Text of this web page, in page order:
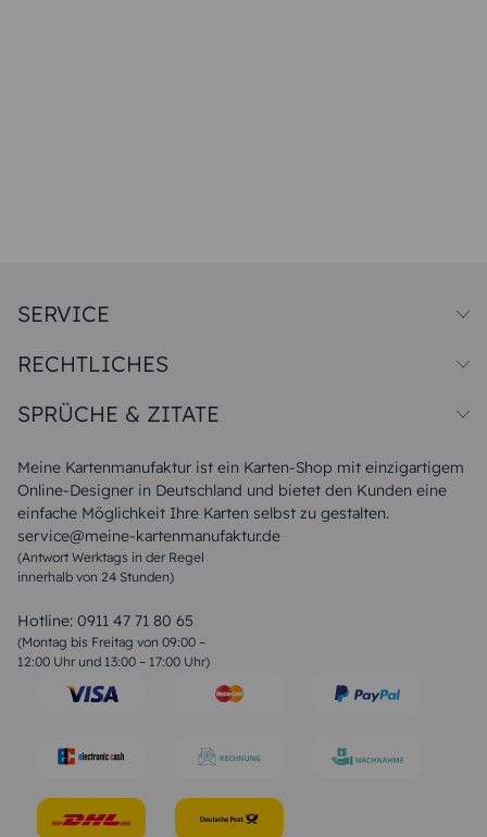
Meine Kartenmanufaktur ist ein Karten-Shop mit einzigartigem
Online-Designer in Deutschland und bietet den Kunden eine
einfache Möglichkeit Ihre Karten selbst zu gestalten.
service@meine-kartenmanufaktur.de
(Antwort Werktags in der Regel
innerhalb von 24 Stunden)
Hotline: 0911 47 71 80 65
(Montag bis Freitag von 09:00 –
12:00 Uhr und 13:00 – 17:00 Uhr)
SERVICE
Papiersorten
Unsere Produktion
Magazin
FAQ
RECHTLICHES
Widerrufsbelehrung
SPRÜCHE & ZITATE
Liebeskummer Sprüche
Sommer Sprüche
Muttertagssprüche
Sprüche zur Hochzeit
Sprüche zur Konfirmation & Kommunion
Weihnachtsgedichte
Liebessprüche
Geburtstagssprüche
Trauersprüche
Konfirmation Glückwünsche